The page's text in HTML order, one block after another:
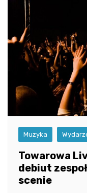
Muzyka
Towarowa
debiut
scenie